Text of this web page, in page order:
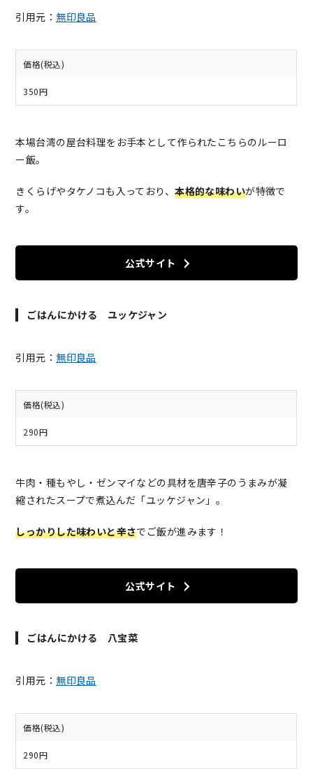
引用元： 無印良品
価格(税込)
350円
本場台湾の屋台料理をお手本として作られたこちらのルーロ
ー飯。
きくらげやタケノコも入っており、本格的な味わいが特徴で
す。
公式サイト
ごはんにかける ユッケジャン
引用元： 無印良品
価格(税込)
290円
牛肉・種もやし・ゼンマイなどの具材を唐辛子のうまみが凝
縮されたスープで煮込んだ「ユッケジャン」。
しっかりした味わいと辛さでご飯が進みます！
公式サイト
ごはんにかける 八宝菜
引用元： 無印良品
価格(税込)
290円